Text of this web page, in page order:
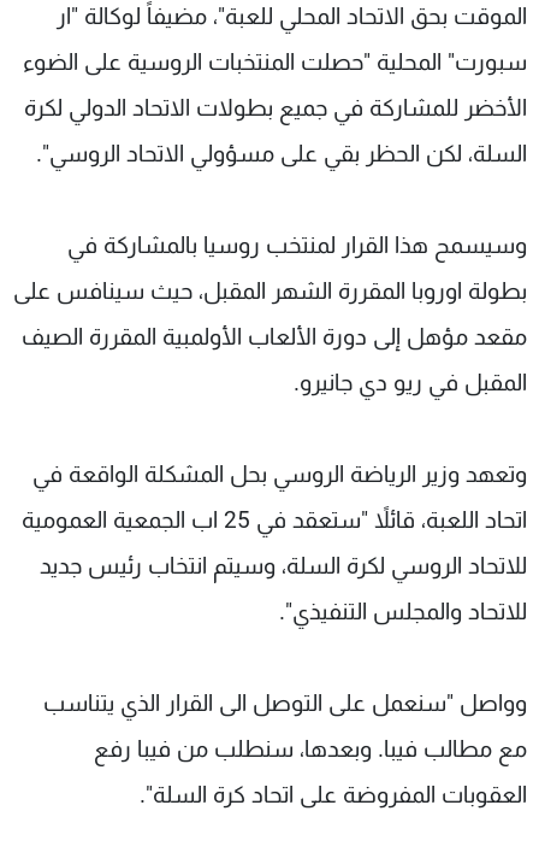
الموقت بحق الاتحاد المحلي للعبة"، مضيفاً لوكالة "ار
سبورت" المحلية "حصلت المنتخبات الروسية على الضوء
الأخضر للمشاركة في جميع بطولات الاتحاد الدولي لكرة
السلة، لكن الحظر بقي على مسؤولي الاتحاد الروسي".
وسيسمح هذا القرار لمنتخب روسيا بالمشاركة في
بطولة اوروبا المقررة الشهر المقبل، حيث سينافس على
مقعد مؤهل إلى دورة الألعاب الأولمبية المقررة الصيف
المقبل في ريو دي جانيرو.
وتعهد وزير الرياضة الروسي بحل المشكلة الواقعة في
اتحاد اللعبة، قائلاً "ستعقد في 25 اب الجمعية العمومية
للاتحاد الروسي لكرة السلة، وسيتم انتخاب رئيس جديد
للاتحاد والمجلس التنفيذي".
وواصل "سنعمل على التوصل الى القرار الذي يتناسب
مع مطالب فيبا. وبعدها، سنطلب من فيبا رفع
العقوبات المفروضة على اتحاد كرة السلة".